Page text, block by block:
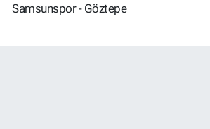
Samsunspor - Göztepe